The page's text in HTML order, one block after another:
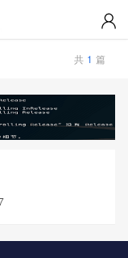
共 1 篇